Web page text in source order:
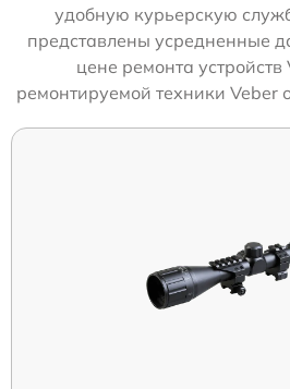
удобную курьерскую
представлены усредненные
цене ремонта устройств
ремонтируемой техники Veber